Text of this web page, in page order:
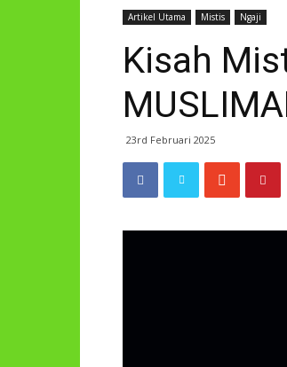
Artikel Utama Mistis Ngaji
Kisah
23rd Februari 2025